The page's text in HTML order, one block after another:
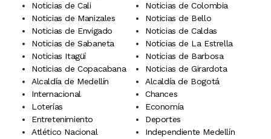
Noticias de Cali
Noticias de Colombia
Noticias de Manizales
Noticias de Bello
Noticias de Envigado
Noticias de Caldas
Noticias de Sabaneta
Noticias de La Estrella
Noticias Itagüí
Noticias de Barbosa
Noticias de Copacabana
Noticias de Girardota
Alcaldía de Medellín
Alcaldía de Bogotá
Internacional
Chances
Loterías
Economía
Entretenimiento
Deportes
Atlético Nacional
Independiente Medellín